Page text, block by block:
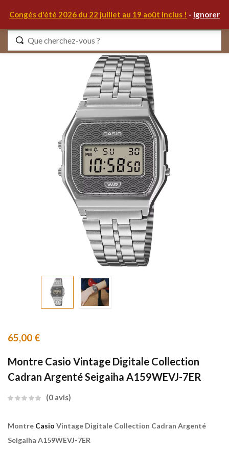
Congés d'été 2026 du 22 juillet au 19 août inclus ! - Ignorer
65,00 €
Montre Casio Vintage Digitale Collection
Cadran Argenté Seigaiha A159WEVJ-7ER
0 avis
Montre Casio Vintage Digitale Collection Cadran Argenté
Seigaiha A159WEVJ-7ER
Identifiez-vous
Se souvenir de moi Mot de passe oublié ?
S'IDENTIFIER
MON COMPTE